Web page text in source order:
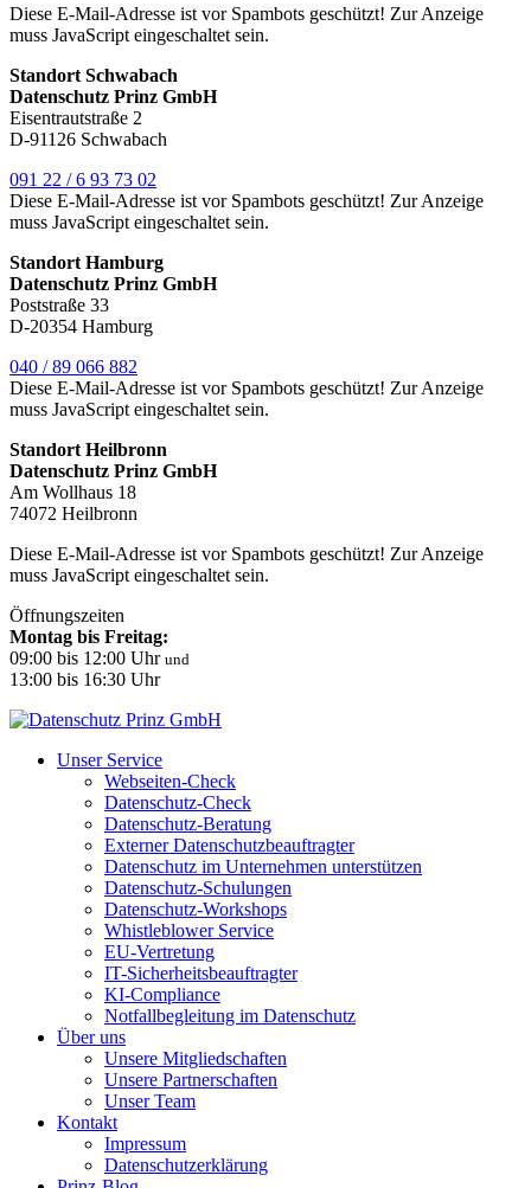
Diese E-Mail-Adresse ist vor Spambots geschützt! Zur Anzeige
muss JavaScript eingeschaltet sein.
Standort Schwabach
Datenschutz Prinz GmbH
Eisentrautstraße 2
D-91126 Schwabach
091 22 / 6 93 73 02
Diese E-Mail-Adresse ist vor Spambots geschützt! Zur Anzeige
muss JavaScript eingeschaltet sein.
Standort Hamburg
Datenschutz Prinz GmbH
Poststraße 33
D-20354 Hamburg
040 / 89 066 882
Diese E-Mail-Adresse ist vor Spambots geschützt! Zur Anzeige
muss JavaScript eingeschaltet sein.
Standort Heilbronn
Datenschutz Prinz GmbH
Am Wollhaus 18
74072 Heilbronn
Diese E-Mail-Adresse ist vor Spambots geschützt! Zur Anzeige
muss JavaScript eingeschaltet sein.
Öffnungszeiten
Montag bis Freitag:
09:00 bis 12:00 Uhr und
13:00 bis 16:30 Uhr
Unser Service
Webseiten-Check
Datenschutz-Check
Datenschutz-Beratung
Externer Datenschutzbeauftragter
Datenschutz im Unternehmen unterstützen
Datenschutz-Schulungen
Datenschutz-Workshops
Whistleblower Service
EU-Vertretung
IT-Sicherheitsbeauftragter
KI-Compliance
Notfallbegleitung im Datenschutz
Über uns
Unsere Mitgliedschaften
Unsere Partnerschaften
Unser Team
Kontakt
Impressum
Datenschutzerklärung